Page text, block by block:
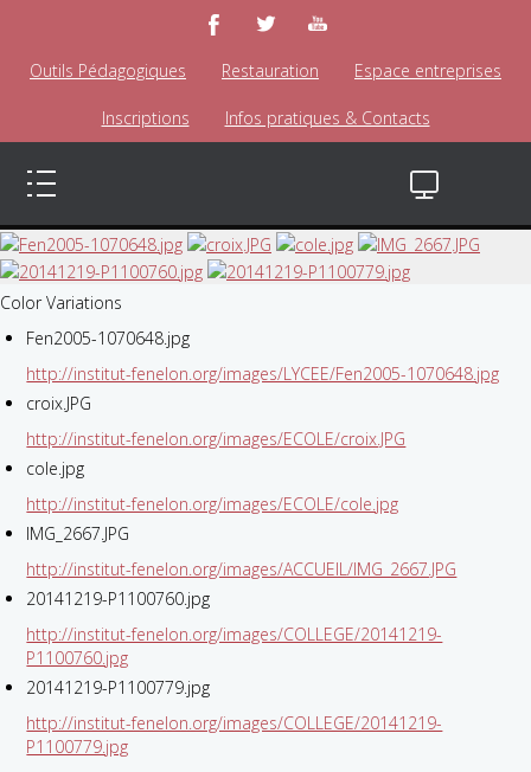
Outils Pédagogiques Restauration Espace entreprises
Inscriptions Infos pratiques & Contacts
Color Variations
Fen2005-1070648.jpg
http://institut-fenelon.org/images/LYCEE/Fen2005-1070648.jpg
croix.JPG
http://institut-fenelon.org/images/ECOLE/croix.JPG
cole.jpg
http://institut-fenelon.org/images/ECOLE/cole.jpg
IMG_2667.JPG
http://institut-fenelon.org/images/ACCUEIL/IMG_2667.JPG
20141219-P1100760.jpg
http://institut-fenelon.org/images/COLLEGE/20141219-
P1100760.jpg
20141219-P1100779.jpg
http://institut-fenelon.org/images/COLLEGE/20141219-
P1100779.jpg